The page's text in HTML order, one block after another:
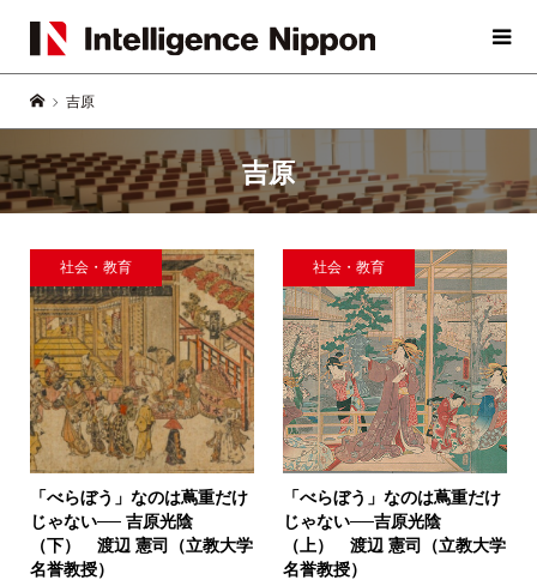
吉原
吉原
社会・教育
「べらぼう」なのは蔦重だけ
じゃない──吉原光陰
（下） 渡辺 憲司（立教大学
名誉教授）
社会・教育
「べらぼう」なのは蔦重だけ
じゃない──吉原光陰
（上） 渡辺 憲司（立教大学
名誉教授）